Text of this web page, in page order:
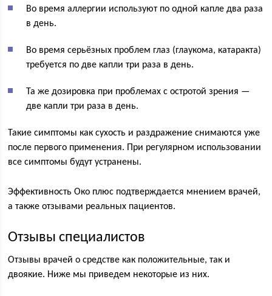
Во время аллергии используют по одной капле два раза
в день.
Во время серьёзных проблем глаз (глаукома, катаракта)
требуется по две капли три раза в день.
Та же дозировка при проблемах с остротой зрения —
две капли три раза в день.
Такие симптомы как сухость и раздражение снимаются уже
после первого применения. При регулярном использовании
все симптомы будут устранены.
Эффективность Око плюс подтверждается мнением врачей,
а также отзывами реальных пациентов.
Отзывы специалистов
Отзывы врачей о средстве как положительные, так и
двоякие. Ниже мы приведем некоторые из них.